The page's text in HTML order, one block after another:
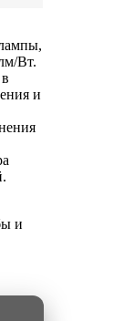
Вт.
и
и